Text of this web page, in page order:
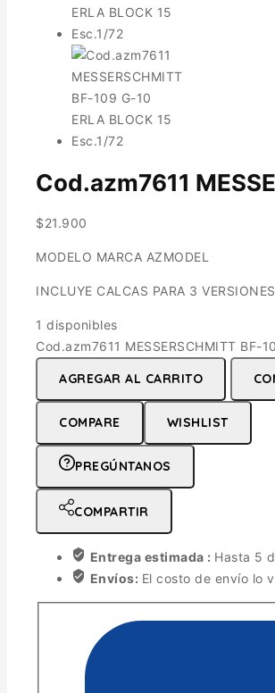
Cod.azm7611
$21.900
MODELO MARCA AZMODEL
INCLUYE CALCAS PARA 3 VERSIONES
1 disponibles
Cod.azm7611 MESSERSCHMITT BF-
AGREGAR AL CARRITO
COMPARE WISHLIST
PREGÚNTANOS
COMPARTIR
Entrega estimada : Hasta 5
Envíos: El costo de envío lo